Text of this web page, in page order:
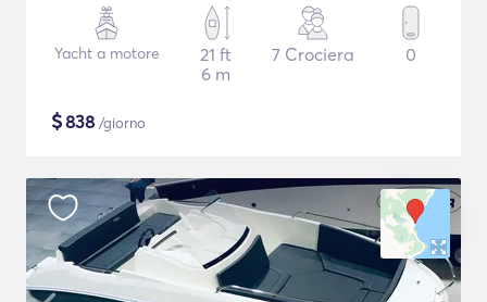
Yacht a motore
21 ft
6 m
7 Crociera 0
$838 /giorno